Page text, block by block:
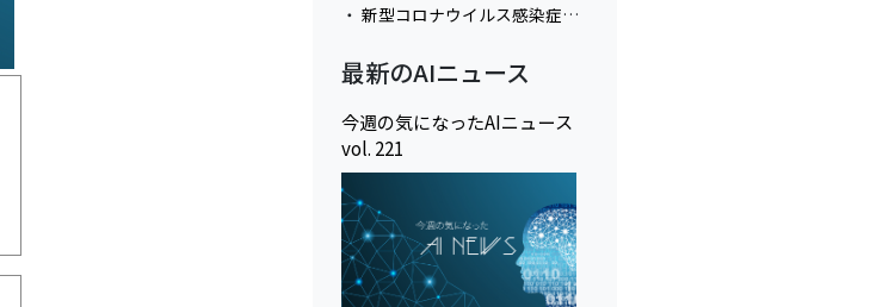
新型コロナウイルス感染症拡大防止におけるテレワーク実施に関してのお知らせ
最新のAIニュース
今週の気になったAIニュース
vol. 221